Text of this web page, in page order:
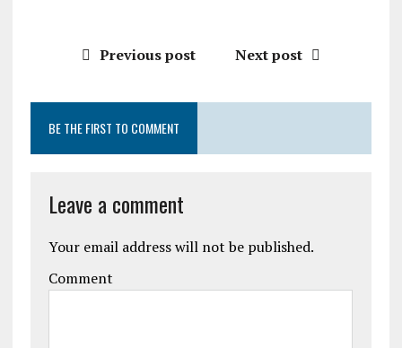
Previous post Next post
BE THE FIRST TO COMMENT
Leave a comment
Your email address will not be published.
Comment